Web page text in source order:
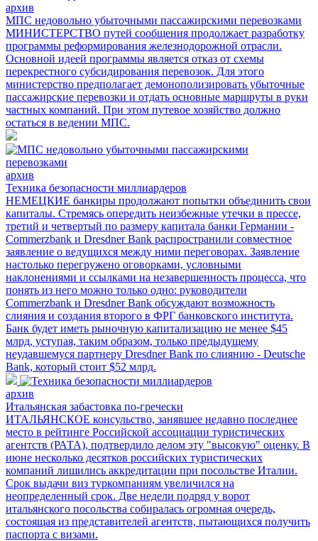
архив
МПС недовольно убыточными пассажирскими перевозками
МИНИСТЕРСТВО путей сообщения продолжает разработку
программы реформирования железнодорожной отрасли.
Основной идеей программы является отказ от схемы
перекрестного субсидирования перевозок. Для этого
министерство предполагает демонополизировать убыточные
пассажирские перевозки и отдать основные маршруты в руки
частных компаний. При этом путевое хозяйство должно
остаться в ведении МПС.
архив
Техника безопасности миллиардеров
НЕМЕЦКИЕ банкиры продолжают попытки объединить свои
капиталы. Стремясь опередить неизбежные утечки в прессе,
третий и четвертый по размеру капитала банки Германии -
Commerzbank и Dresdner Bank распространили совместное
заявление о ведущихся между ними переговорах. Заявление
настолько перегружено оговорками, условными
наклонениями и ссылками на незавершенность процесса, что
понять из него можно только одно: руководители
Commerzbank и Dresdner Bank обсуждают возможность
слияния и создания второго в ФРГ банковского института.
Банк будет иметь рыночную капитализацию не менее $45
млрд, уступая, таким образом, только предыдущему
неудавшемуся партнеру Dresdner Bank по слиянию - Deutsche
Bank, который стоит $52 млрд.
архив
Итальянская забастовка по-гречески
ИТАЛЬЯНСКОЕ консульство, занявшее недавно последнее
место в рейтинге Российской ассоциации туристических
агентств (РАТА), подтвердило делом эту "высокую" оценку. В
июне несколько десятков российских туристических
компаний лишились аккредитации при посольстве Италии.
Срок выдачи виз туркомпаниям увеличился на
неопределенный срок. Две недели подряд у ворот
итальянского посольства собиралась огромная очередь,
состоящая из представителей агентств, пытающихся получить
паспорта с визами.